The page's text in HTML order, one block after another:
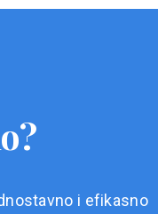
i efikasno